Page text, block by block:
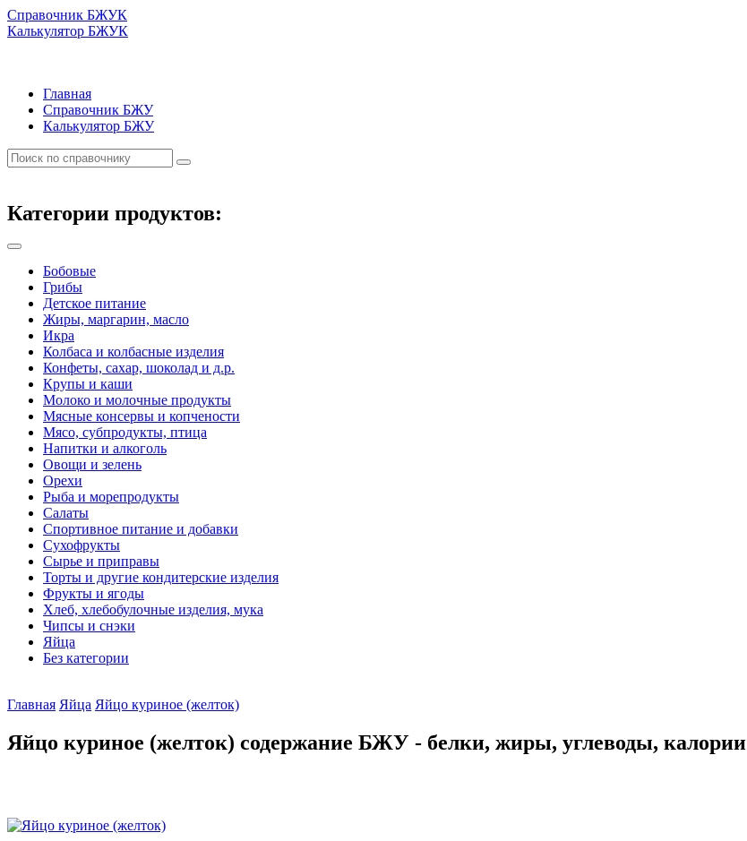
Справочник БЖУК
Калькулятор БЖУК
Главная
Справочник БЖУ
Калькулятор БЖУ
Категории продуктов:
Бобовые
Грибы
Детское питание
Жиры, маргарин, масло
Икра
Колбаса и колбасные изделия
Конфеты, сахар, шоколад и д.р.
Крупы и каши
Молоко и молочные продукты
Мясные консервы и копчености
Мясо, субпродукты, птица
Напитки и алкоголь
Овощи и зелень
Орехи
Рыба и морепродукты
Салаты
Спортивное питание и добавки
Сухофрукты
Сырье и приправы
Торты и другие кондитерские изделия
Фрукты и ягоды
Хлеб, хлебобулочные изделия, мука
Чипсы и снэки
Яйца
Без категории
Главная Яйца Яйцо куриное (желток)
Яйцо куриное (желток) содержание БЖУ - белки, жиры, углеводы, калории